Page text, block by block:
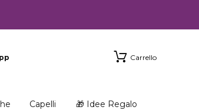
Carrello
Capelli 🎁 Idee Regalo